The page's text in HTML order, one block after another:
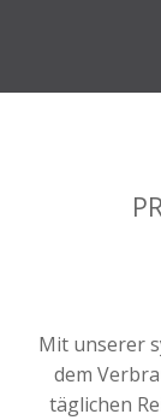
Mit unserer
dem
täglichen